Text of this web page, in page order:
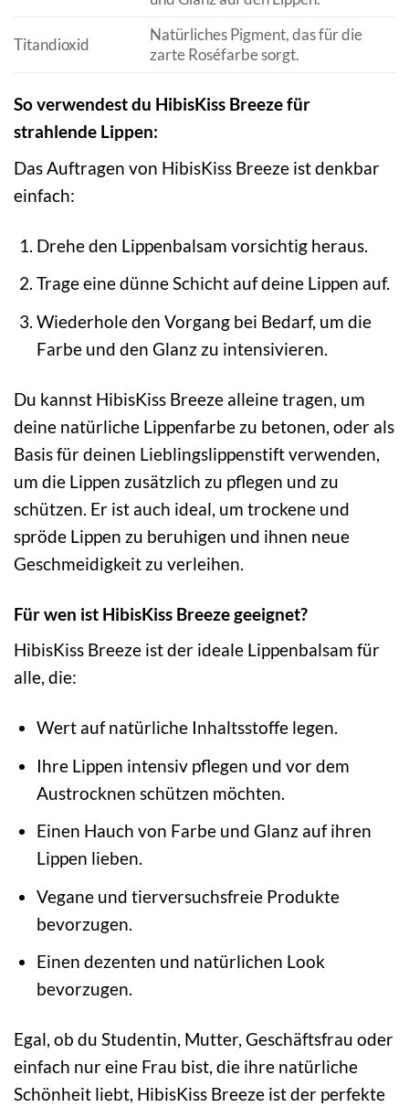
Titandioxid
Natürliches Pigment, das für die
zarte Roséfarbe sorgt.
So verwendest du HibisKiss Breeze für
strahlende Lippen:
Das Auftragen von HibisKiss Breeze ist denkbar
einfach:
Drehe den Lippenbalsam vorsichtig heraus.
Trage eine dünne Schicht auf deine Lippen auf.
Wiederhole den Vorgang bei Bedarf, um die
Farbe und den Glanz zu intensivieren.
Du kannst HibisKiss Breeze alleine tragen, um
deine natürliche Lippenfarbe zu betonen, oder als
Basis für deinen Lieblingslippenstift verwenden,
um die Lippen zusätzlich zu pflegen und zu
schützen. Er ist auch ideal, um trockene und
spröde Lippen zu beruhigen und ihnen neue
Geschmeidigkeit zu verleihen.
Für wen ist HibisKiss Breeze geeignet?
HibisKiss Breeze ist der ideale Lippenbalsam für
alle, die:
Wert auf natürliche Inhaltsstoffe legen.
Ihre Lippen intensiv pflegen und vor dem
Austrocknen schützen möchten.
Einen Hauch von Farbe und Glanz auf ihren
Lippen lieben.
Vegane und tierversuchsfreie Produkte
bevorzugen.
Einen dezenten und natürlichen Look
bevorzugen.
Egal, ob du Studentin, Mutter, Geschäftsfrau oder
einfach nur eine Frau bist, die ihre natürliche
Schönheit liebt, HibisKiss Breeze ist der perfekte